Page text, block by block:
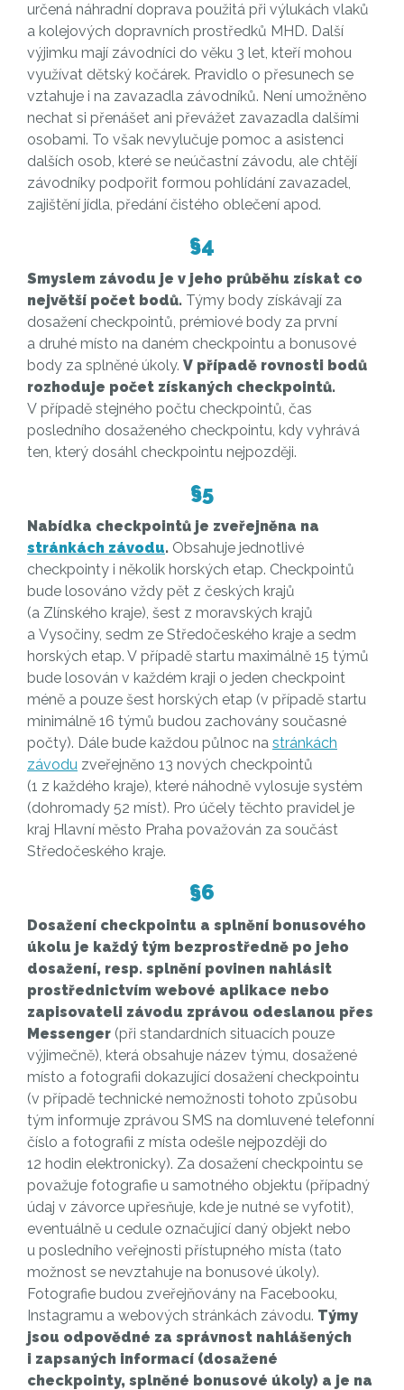
určená náhradní doprava použitá při výlukách vlaků
a kolejových dopravních prostředků MHD. Další
výjimku mají závodníci do věku 3 let, kteří mohou
využívat dětský kočárek. Pravidlo o přesunech se
vztahuje i na zavazadla závodníků. Není umožněno
nechat si přenášet ani převážet zavazadla dalšími
osobami. To však nevylučuje pomoc a asistenci
dalších osob, které se neúčastní závodu, ale chtějí
závodníky podpořit formou pohlídání zavazadel,
zajištění jídla, předání čistého oblečení apod.
§4
Smyslem závodu je v jeho průběhu získat co
největší počet bodů. Týmy body získávají za
dosažení checkpointů, prémiové body za první
a druhé místo na daném checkpointu a bonusové
body za splněné úkoly. V případě rovnosti bodů
rozhoduje počet získaných checkpointů.
V případě stejného počtu checkpointů, čas
posledního dosaženého checkpointu, kdy vyhrává
ten, který dosáhl checkpointu nejpozději.
§5
Nabídka checkpointů je zveřejněna na
stránkách závodu. Obsahuje jednotlivé
checkpointy i několik horských etap. Checkpointů
bude losováno vždy pět z českých krajů
(a Zlínského kraje), šest z moravských krajů
a Vysočiny, sedm ze Středočeského kraje a sedm
horských etap. V případě startu maximálně 15 týmů
bude losován v každém kraji o jeden checkpoint
méně a pouze šest horských etap (v případě startu
minimálně 16 týmů budou zachovány současné
počty). Dále bude každou půlnoc na stránkách
závodu zveřejněno 13 nových checkpointů
(1 z každého kraje), které náhodně vylosuje systém
(dohromady 52 míst). Pro účely těchto pravidel je
kraj Hlavní město Praha považován za součást
Středočeského kraje.
§6
Dosažení checkpointu a splnění bonusového
úkolu je každý tým bezprostředně po jeho
dosažení, resp. splnění povinen nahlásit
prostřednictvím webové aplikace nebo
zapisovateli závodu zprávou odeslanou přes
Messenger (při standardních situacích pouze
výjimečně), která obsahuje název týmu, dosažené
místo a fotografii dokazující dosažení checkpointu
(v případě technické nemožnosti tohoto způsobu
tým informuje zprávou SMS na domluvené telefonní
číslo a fotografii z místa odešle nejpozději do
12 hodin elektronicky). Za dosažení checkpointu se
považuje fotografie u samotného objektu (případný
údaj v závorce upřesňuje, kde je nutné se vyfotit),
eventuálně u cedule označující daný objekt nebo
u posledního veřejnosti přístupného místa (tato
možnost se nevztahuje na bonusové úkoly).
Fotografie budou zveřejňovány na Facebooku,
Instagramu a webových stránkách závodu. Týmy
jsou odpovědné za správnost nahlášených
i zapsaných informací (dosažené
checkpointy, splněné bonusové úkoly) a je na